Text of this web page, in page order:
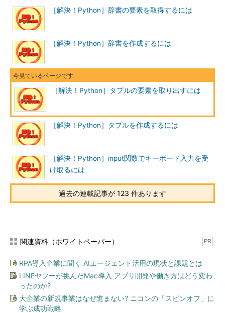
［解決！Python］辞書の要素を取得するには
［解決！Python］辞書を作成するには
［解決！Python］タプルの要素を取り出すには
［解決！Python］タプルを作成するには
［解決！Python］input関数でキーボード入力を受
け取るには
過去の連載記事が 123 件あります
関連資料（ホワイトペーパー） PR
RPA導入企業に聞く AIエージェント活用の現状と課題とは
LINEヤフーが挑んだMac導入 アプリ開発や働き方はどう変わ
ったのか?
大企業の新規事業はなぜ進まない? ニコンの「スピンオフ」に
学ぶ成功戦略